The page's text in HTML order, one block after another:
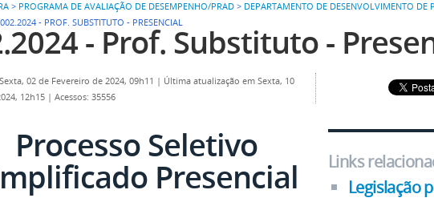
> PROGRAMA DE AVALIAÇÃO DE DESEMPENHO/PRAD > DEPARTAMENTO DE DESENVOLVIMENTO DE
002.2024 - PROF. SUBSTITUTO - PRESENCIAL
- Prof. Substituto -
02 de Fevereiro de 2024, 09h11 | Última atualização em Sexta, 10
12h15 | Acessos: 35556
Links
Legislação
Processo Seletivo
Presencial